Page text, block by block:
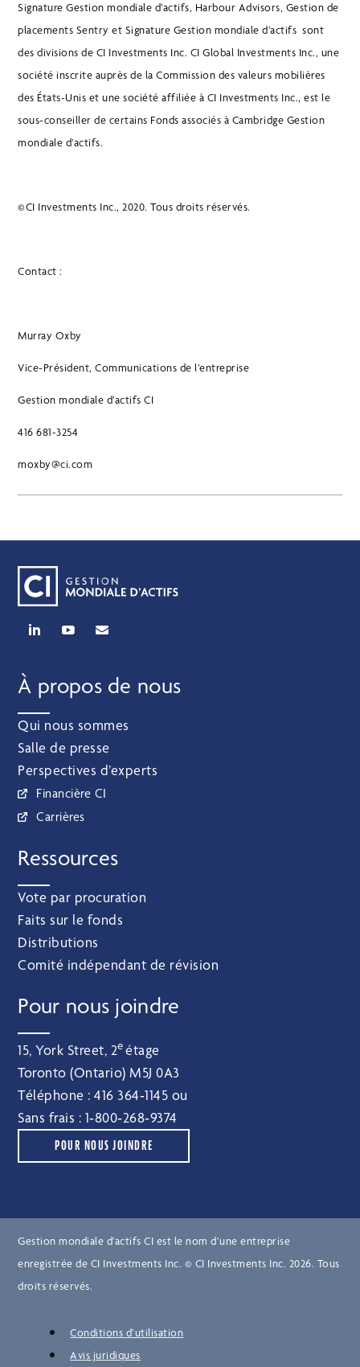
Signature Gestion mondiale d’actifs, Harbour Advisors, Gestion de
placements Sentry et Signature Gestion mondiale d’actifs sont
des divisions de CI Investments Inc. CI Global Investments Inc., une
société inscrite auprès de la Commission des valeurs mobilières
des États-Unis et une société affiliée à CI Investments Inc., est le
sous-conseiller de certains Fonds associés à Cambridge Gestion
mondiale d’actifs.
©CI Investments Inc., 2020. Tous droits réservés.
Contact :
Murray Oxby
Vice-Président, Communications de l’entreprise
Gestion mondiale d’actifs CI
416 681-3254
moxby@ci.com
À propos de nous
Qui nous sommes
Salle de presse
Perspectives d’experts
Financière CI
Carrières
Ressources
Vote par procuration
Faits sur le fonds
Distributions
Comité indépendant de révision
Pour nous joindre
15, York Street, 2eétage
Toronto (Ontario) M5J 0A3
Téléphone :416 364‑1145 ou
Sans frais : 1‑800‑268‑9374
POUR NOUS JOINDRE
Gestion mondiale d’actifs CI est le nom d’une entreprise
enregistrée de CI Investments Inc. © CI Investments Inc. 2026. Tous
droits réservés.
Conditions d’utilisation
Avis juridiques